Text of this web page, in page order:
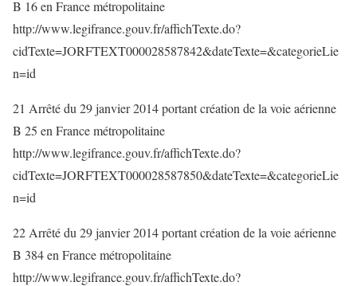
B 16 en France métropolitaine
http://www.legifrance.gouv.fr/affichTexte.do?
cidTexte=JORFTEXT000028587842&dateTexte=&categorieLie
n=id
21 Arrêté du 29 janvier 2014 portant création de la voie aérienne
B 25 en France métropolitaine
http://www.legifrance.gouv.fr/affichTexte.do?
cidTexte=JORFTEXT000028587850&dateTexte=&categorieLie
n=id
22 Arrêté du 29 janvier 2014 portant création de la voie aérienne
B 384 en France métropolitaine
http://www.legifrance.gouv.fr/affichTexte.do?